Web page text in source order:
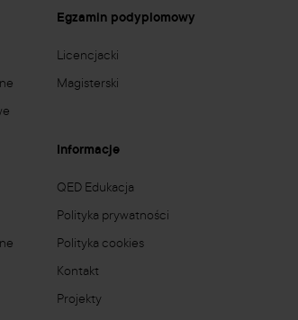
Egzamin podyplomowy
Licencjacki
Magisterski
Informacje
QED Edukacja
Polityka prywatności
Polityka cookies
Kontakt
Projekty